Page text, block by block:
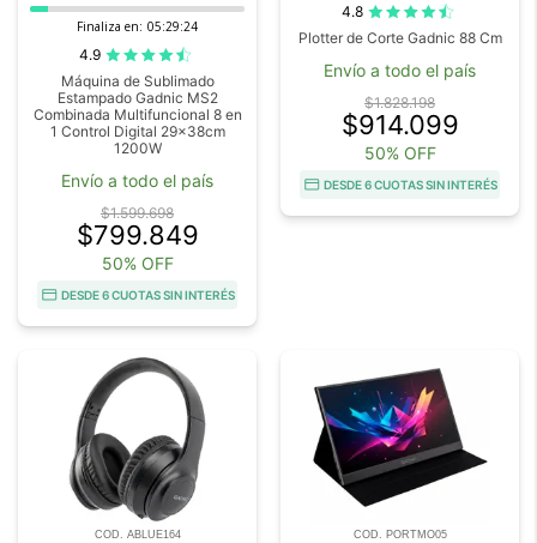
Finaliza en: 05:29:22
4.9
Máquina de Sublimado
Estampado Gadnic MS2
Combinada Multifuncional 8 en
1 Control Digital 29x38cm
1200W
Envío a todo el país
$1.599.698
$799.849
50% OFF
DESDE 6 CUOTAS SIN INTERÉS
4.8
Plotter de Corte Gadnic 88 Cm
Envío a todo el país
$1.828.198
$914.099
50% OFF
DESDE 6 CUOTAS SIN INTERÉS
COD. ABLUE164 COD. PORTMO05